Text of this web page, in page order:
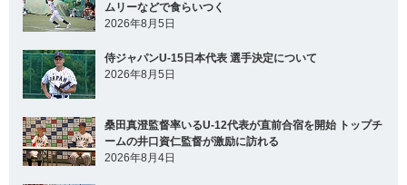
ムリーなどで食らいつく
2026年8月5日
侍ジャパンU-15日本代表 選手決定について
2026年8月5日
桑田真澄監督率いるU-12代表が直前合宿を開始 トップチ
ームの井口資仁監督が激励に訪れる
2026年8月4日